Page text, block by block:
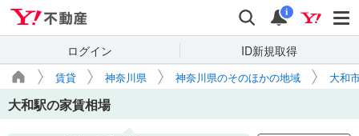
検索 通知
i
ログイン ID新規取得
賃貸 神奈川県 神奈川県のそのほかの地域 大和
大和駅の家賃相場